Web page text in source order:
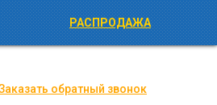
РАСПРОДАЖА
обратный звонок